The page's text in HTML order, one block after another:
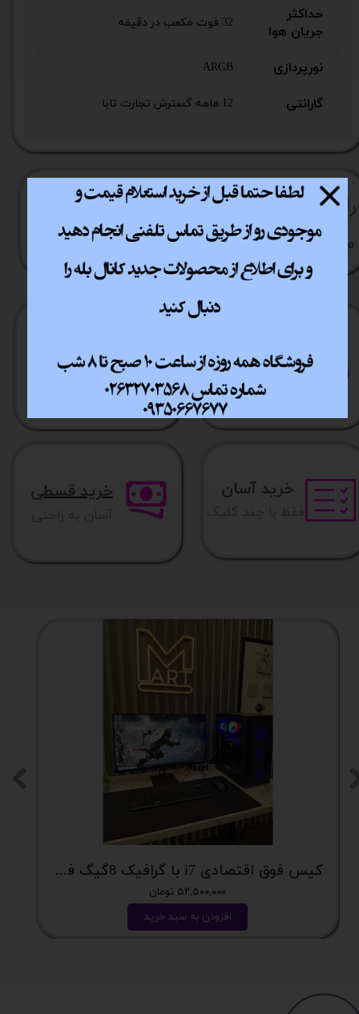
حداکثر
جریان هوا
32 فوت مکعب در دقیقه
نورپردازی ARGB
گارانتی 12 ماهه گسترش تجارت تابا
راهنما​​​​​​​​​​​​​​ی خرید نحوه ارسال کالا
مشاوره قبل از خرید رویه بازگردانی کالا
پشتیبانی انلاین ارسال سریع
خرید آسان خرید قسطی
کیس فوق اقتصادی i7 با گرافیک 8گیگ فوق اکونومی کد 2162
۵۲,۵۰۰,۰۰۰ تومان
افزودن به سبد خرید